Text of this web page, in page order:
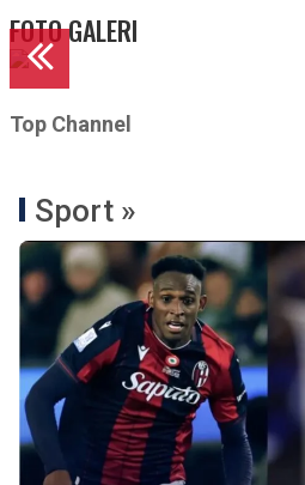
FOTO GALERI
Top Channel
Sport »